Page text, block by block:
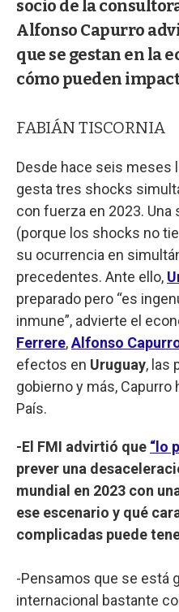
socio de la
Alfonso Capurro
que se gestan en la
cómo pueden
FABIÁN TISCORNIA
Desde hace seis meses
gesta tres shocks
con fuerza en 2023.
(porque los shocks no
su ocurrencia en
precedentes. Ante ello,
preparado pero “es
inmune”, advierte el
Ferrere,Alfonso
efectos en Uruguay, las
gobierno y más, Capurro
País.
-El FMI advirtió que “lo
prever una
mundial en 2023 con
ese escenario y qué
complicadas puede
-Pensamos que se está
internacional bastante